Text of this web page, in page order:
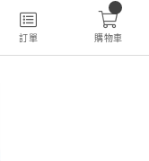
訂單 購物車